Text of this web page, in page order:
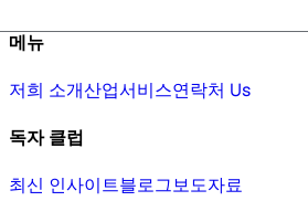
메뉴
저희 소개산업서비스연락처 Us
독자 클럽
최신 인사이트블로그보도자료